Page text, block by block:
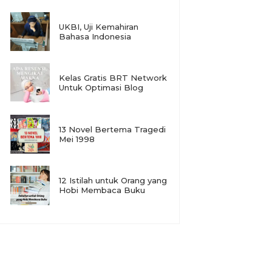
UKBI, Uji Kemahiran
Bahasa Indonesia
Kelas Gratis BRT Network
Untuk Optimasi Blog
13 Novel Bertema Tragedi
Mei 1998
12 Istilah untuk Orang yang
Hobi Membaca Buku